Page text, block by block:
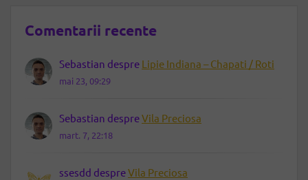
Comentarii recente
Sebastian despre Lipie Indiana – Chapati / Roti
mai 23, 09:29
Sebastian despreVila Preciosa
mart. 7, 22:18
ssesdd despreVila Preciosa